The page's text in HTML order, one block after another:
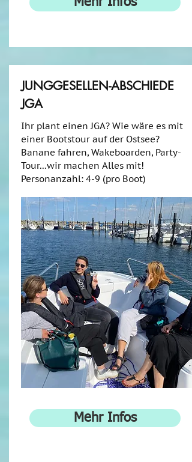
JUNGGESELLEN-ABSCHIEDE
JGA
Ihr plant einen JGA? Wie wäre es mit
einer Bootstour auf der Ostsee?
Banane fahren, Wakeboarden, Party-
Tour...wir machen Alles mit!
Personanzahl: 4-9 (pro Boot)
Mehr Infos